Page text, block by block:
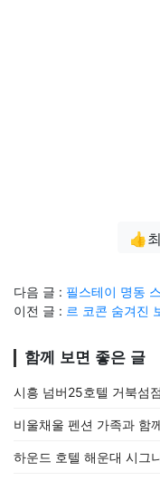
👍
다음 글 : 필스테이 명동
이전 글 : 르 코콘 숨겨진
함께 보면 좋은 글
시흥 넘버25호텔 거북섬
비울채울 펜션 가족과 함
하운드 호텔 해운대 시그